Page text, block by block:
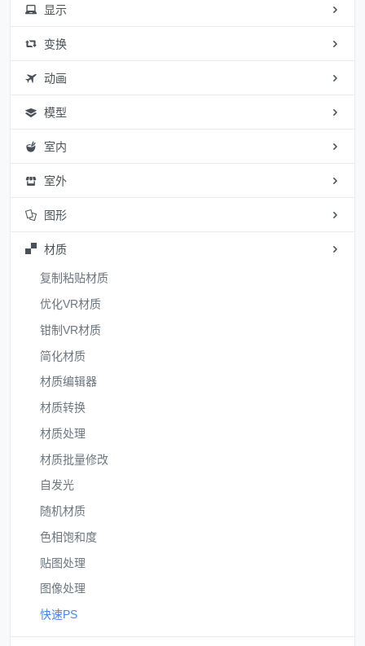
显示
变换
动画
模型
室内
室外
图形
材质
复制粘贴材质
优化VR材质
钳制VR材质
简化材质
材质编辑器
材质转换
材质处理
材质批量修改
自发光
随机材质
色相饱和度
贴图处理
图像处理
快速PS